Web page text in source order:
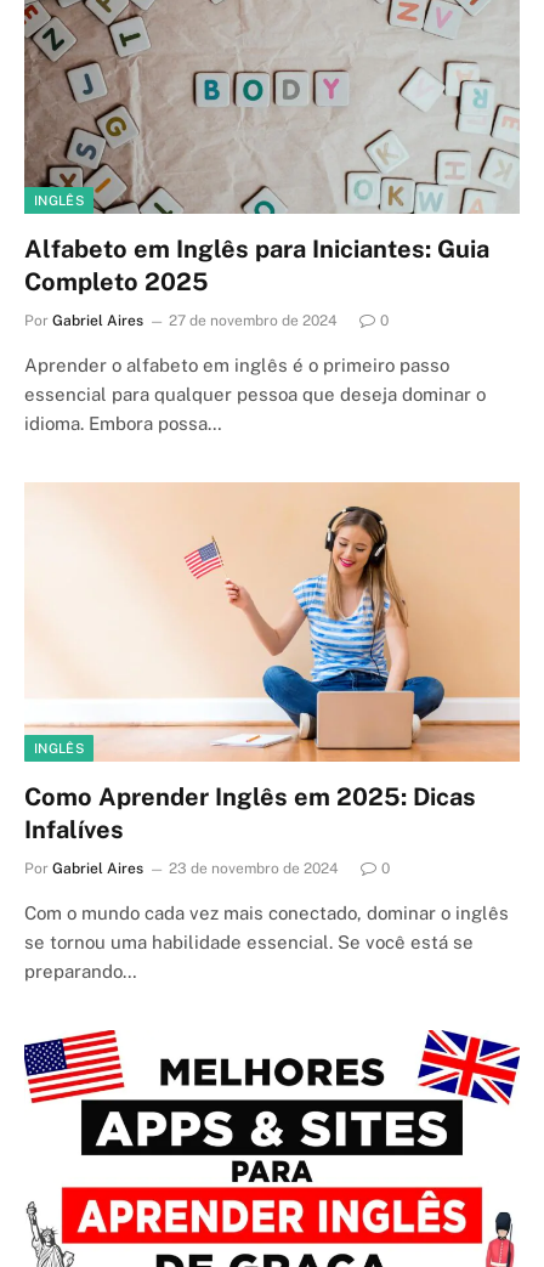
INGLÊS
Alfabeto em Inglês para Iniciantes: Guia
Completo 2025
Por Gabriel Aires 27 de novembro de 2024 0
Aprender o alfabeto em inglês é o primeiro passo
essencial para qualquer pessoa que deseja dominar o
idioma. Embora possa…
INGLÊS
Como Aprender Inglês em 2025: Dicas
Infalíves
Por Gabriel Aires 23 de novembro de 2024 0
Com o mundo cada vez mais conectado, dominar o inglês
se tornou uma habilidade essencial. Se você está se
preparando…